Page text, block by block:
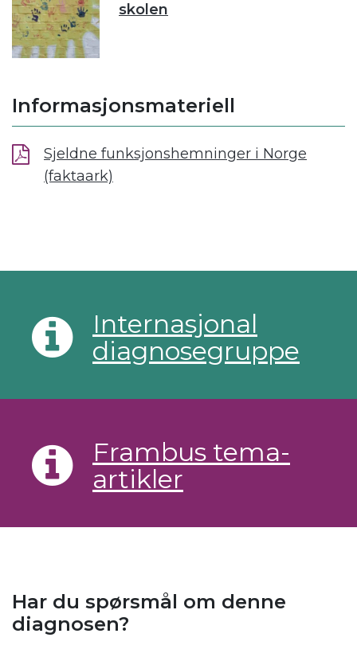
skolen
Informasjonsmateriell
Sjeldne funksjonshemninger i Norge
(faktaark)
Internasjonal
diagnosegruppe
Frambus tema-
artikler
Har du spørsmål om denne
diagnosen?